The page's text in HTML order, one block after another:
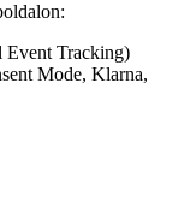
Event Tracking)
Mode, Klarna,